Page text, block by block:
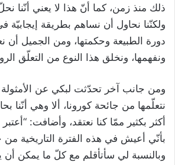
ذلك منذ زمن، كما أنّ هذا لا يعني أنّنا
ولكنّنا نحاول أن نساهم بطريقة إيجابيّة
دورة الطبيعة وحكمتها، ومن الجميل أن
ونفهمها، ونخلق هذا النوع من التعلّق
ومن جانب آخر تحدّثت لبكي عن
نتعلّمها من جائحة كورونا، ألا وهي أنّنا
أكثر بكثير ممّا كنا نعتقد، وأضافت:
بأنّي أعيش في هذه الفترة التاريخية من
وبالنسبة لي سأتأقلم مع كلّ ما يمكن